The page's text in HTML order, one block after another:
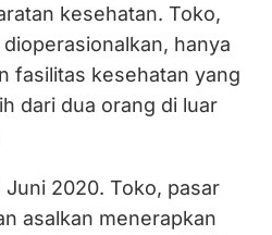
kesehatan. Toko,
hanya
fasilitas kesehatan yang
dari dua orang di luar
2020. Toko, pasar
asalkan menerapkan